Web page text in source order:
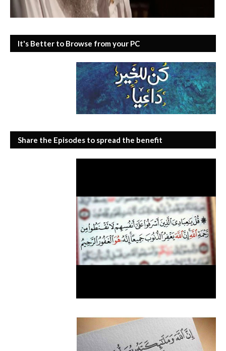
It's Better to Browse from your PC
Share the Episodes to spread the benefit